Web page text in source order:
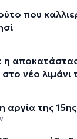
που
η
νέο λιμάνι
αργία της